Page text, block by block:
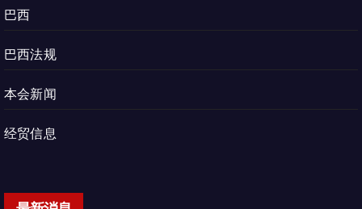
巴西
巴西法规
本会新闻
经贸信息